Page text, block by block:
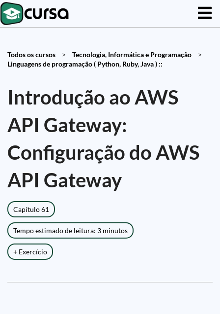
Todos os cursos > Tecnologia, Informática e Programação
>
Linguagens de programação ( Python, Ruby, Java ) ::
Introdução ao AWS
API Gateway:
Configuração do AWS
API Gateway
Capítulo 61
Tempo estimado de leitura: 3 minutos
+ Exercício